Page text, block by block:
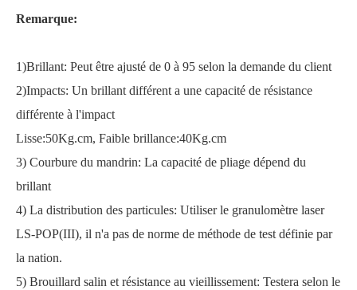
Remarque:
1)Brillant: Peut être ajusté de 0 à 95 selon la demande du client
2)Impacts: Un brillant différent a une capacité de résistance
différente à l'impact
Lisse:50Kg.cm, Faible brillance:40Kg.cm
3) Courbure du mandrin: La capacité de pliage dépend du
brillant
4) La distribution des particules: Utiliser le granulomètre laser
LS-POP(III), il n'a pas de norme de méthode de test définie par
la nation.
5) Brouillard salin et résistance au vieillissement: Testera selon le